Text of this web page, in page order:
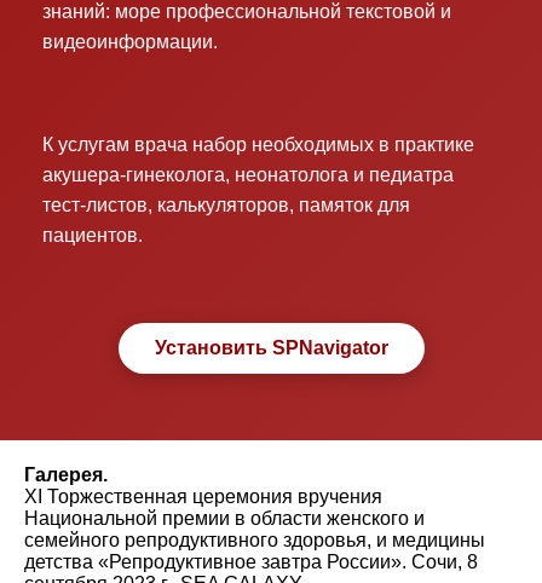
знаний: море профессиональной текстовой и
видеоинформации.
К услугам врача набор необходимых в практике
акушера-гинеколога, неонатолога и педиатра
тест-листов, калькуляторов, памяток для
пациентов.
Установить SPNavigator
Галерея.
XI Торжественная церемония вручения
Национальной премии в области женского и
семейного репродуктивного здоровья, и медицины
детства «Репродуктивное завтра России». Сочи, 8